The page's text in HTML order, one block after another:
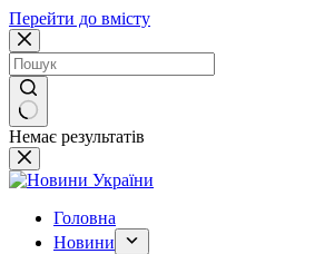
Перейти до вмісту
Немає результатів
Головна
Новини